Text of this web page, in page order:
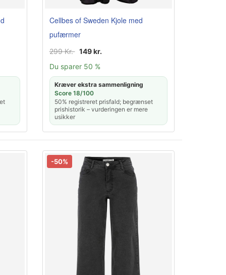
Cellbes of Sweden Kjole med
pufærmer
299 Kr. 149 kr.
Du sparer 50 %
Kræver ekstra sammenligning
Score 18/100
50% registreret prisfald; begrænset
prishistorik – vurderingen er mere
usikker
-50%